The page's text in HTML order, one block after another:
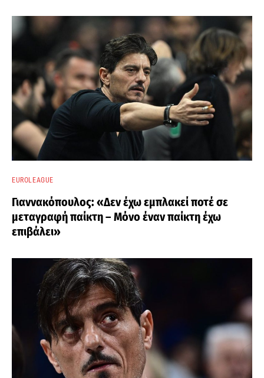
EUROLEAGUE
Γιαννακόπουλος: «Δεν έχω εμπλακεί ποτέ σε
μεταγραφή παίκτη – Μόνο έναν παίκτη έχω
επιβάλει»